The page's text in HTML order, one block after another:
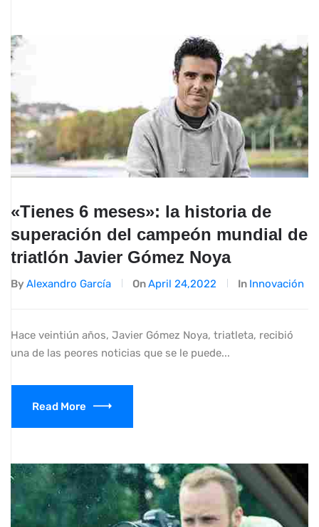
«Tienes 6 meses»: la historia de
superación del campeón mundial de
triatlón Javier Gómez Noya
By Alexandro García OnApril 24,2022 In Innovación
Hace veintiún años, Javier Gómez Noya, triatleta, recibió
una de las peores noticias que se le puede...
Read More